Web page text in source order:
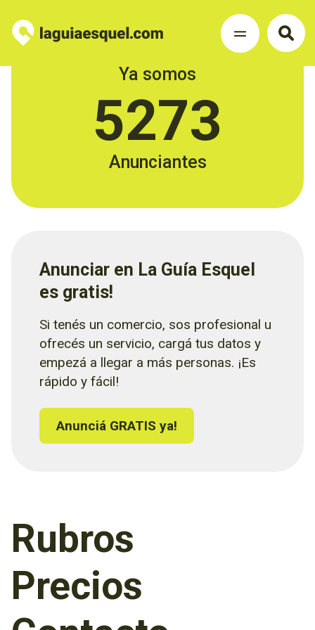
Ya somos
5273
Anunciantes
Anunciar en La Guía Esquel
es gratis!
Si tenés un comercio, sos profesional u
ofrecés un servicio, cargá tus datos y
empezá a llegar a más personas. ¡Es
rápido y fácil!
Anunciá GRATIS ya!
Rubros
Precios